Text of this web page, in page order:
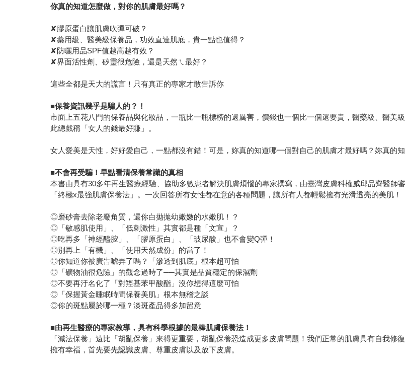
你真的知道怎麼做，對你的肌膚最好嗎？
✘膠原蛋白讓肌膚吹彈可破？
✘藥用級、醫美級保養品，功效直達肌底，貴一點也值得？
✘防曬用品SPF值越高越有效？
✘界面活性劑、矽靈很危險，還是天然ㄟ最好？
這些全都是天大的謊言！只有真正的專家才敢告訴你
■保養資訊幾乎是騙人的？！
市面上五花八門的保養品與化妝品，一瓶比一瓶標榜的還厲害，價錢也一個比一個還要貴，醫藥級、醫
此總戲稱「女人的錢最好賺」。
女人愛美是天性，好好愛自己，一點都沒有錯！可是，妳真的知道哪一個對自己的肌膚才最好嗎？妳真的
■不會再受騙！早點看清保養常識的真相
本書由具有30多年再生醫療經驗、協助多數患者解決肌膚煩惱的專家撰寫，由臺灣皮膚科權威邱品齊醫師
「終極x最強肌膚保養法」。一次回答所有女性都在意的各種問題，讓所有人都輕鬆擁有光滑透亮的美肌！
◎磨砂膏去除老廢角質，還你白拋拋幼嫩嫩的水嫩肌！？
◎「敏感肌使用」、「低刺激性」其實都是種「文宣」？
◎吃再多「神經醯胺」、「膠原蛋白」、「玻尿酸」也不會變Q彈！
◎別再上「有機」、「使用天然成份」的當了！
◎你知道你被廣告唬弄了嗎？「滲透到肌底」根本超可怕
◎「礦物油很危險」的觀念過時了──其實是品質穩定的保濕劑
◎不要再汙名化了「對羥基苯甲酸酯」沒你想得這麼可怕
◎「保握黃金睡眠時間保養美肌」根本無稽之談
◎你的斑點屬於哪一種？淡斑產品得多加留意
■由再生醫療的專家教導，具有科學根據的最棒肌膚保養法！
「減法保養」遠比「胡亂保養」來得更重要，胡亂保養恐造成更多皮膚問題！我們正常的肌膚具有自我修
擁有幸福，首先要先認識皮膚、尊重皮膚以及放下皮膚。